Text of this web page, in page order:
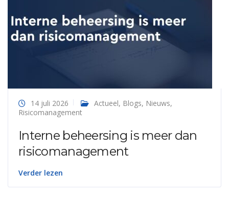
14 juli 2026 Actueel, Blogs, Nieuws,
Risicomanagement
Interne beheersing is meer dan
risicomanagement
Verder lezen